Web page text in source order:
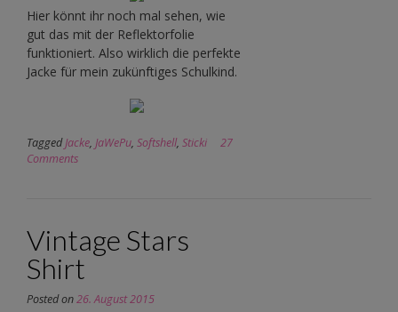
Hier könnt ihr noch mal sehen, wie
gut das mit der Reflektorfolie
funktioniert. Also wirklich die perfekte
Jacke für mein zukünftiges Schulkind.
TaggedJacke, JaWePu, Softshell, Sticki
27
Comments
Vintage Stars
Shirt
Posted on26. August 2015